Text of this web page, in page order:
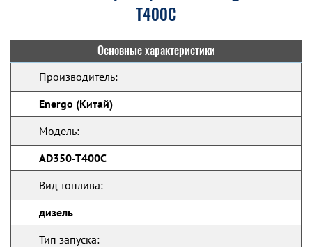
T400C
Основные характеристики
Производитель:
Energo (Китай)
Модель:
AD350-T400C
Вид топлива:
дизель
Тип запуска: